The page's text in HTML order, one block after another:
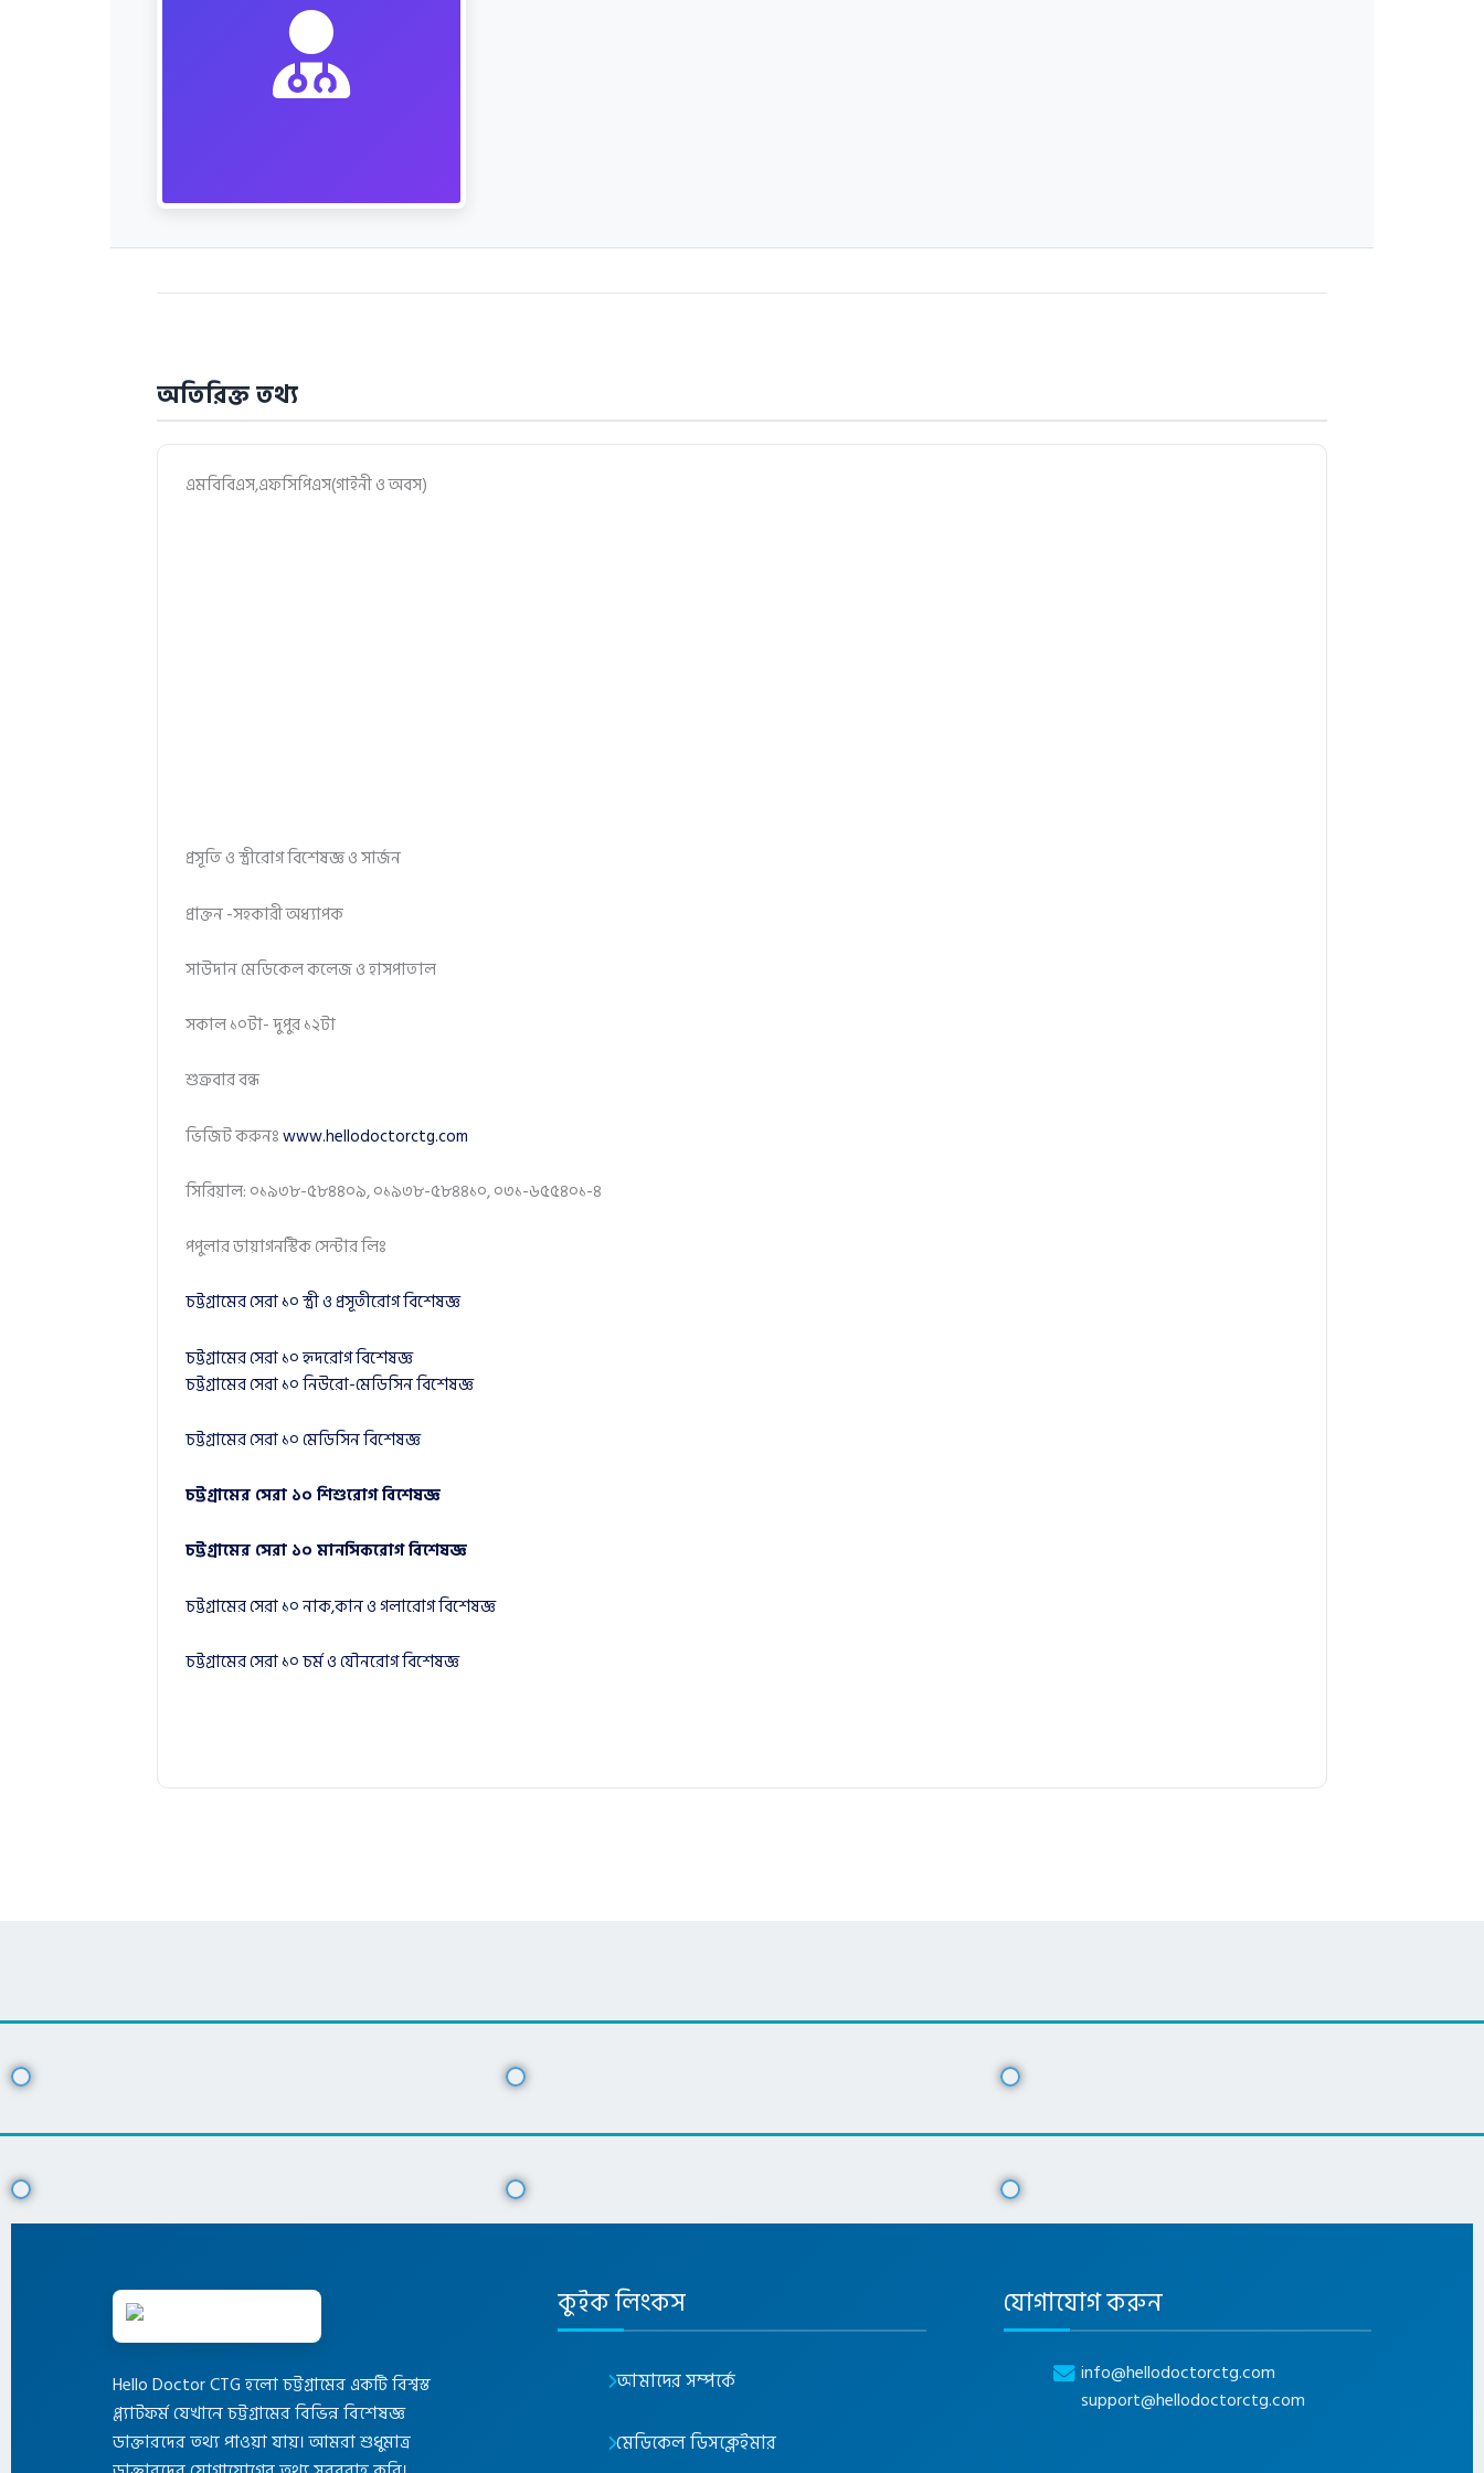
অতিরিক্ত তথ্য
এমবিবিএস,এফসিপিএস(গাইনী ও অবস)
প্রসূতি ও স্ত্রীরোগ বিশেষজ্ঞ ও সার্জন
প্রাক্তন -সহকারী অধ্যাপক
সাউদান মেডিকেল কলেজ ও হাসপাতাল
সকাল ১০টা- দুপুর ১২টা
শুক্রবার বন্ধ
ভিজিট করুনঃwww.hellodoctorctg.com
সিরিয়াল: ০১৯৩৮-৫৮৪৪০৯, ০১৯৩৮-৫৮৪৪১০, ০৩১-৬৫৫৪০১-৪
পপুলার ডায়াগনস্টিক সেন্টার লিঃ
চট্টগ্রামের সেরা ১০ স্ত্রী ও প্রসূতীরোগ বিশেষজ্ঞ
চট্টগ্রামের সেরা ১০ হৃদরোগ বিশেষজ্ঞ
চট্টগ্রামের সেরা ১০ নিউরো-মেডিসিন বিশেষজ্ঞ
চট্টগ্রামের সেরা ১০ মেডিসিন বিশেষজ্ঞ
চট্টগ্রামের সেরা ১০ শিশুরোগ বিশেষজ্ঞ
চট্টগ্রামের সেরা ১০ মানসিকরোগ বিশেষজ্ঞ
চট্টগ্রামের সেরা ১০ নাক,কান ও গলারোগ বিশেষজ্ঞ
চট্টগ্রামের সেরা ১০ চর্ম ও যৌনরোগ বিশেষজ্ঞ
Hello Doctor CTG হলো চট্টগ্রামের একটি বিশ্বস্ত
প্ল্যাটফর্ম যেখানে চট্টগ্রামের বিভিন্ন বিশেষজ্ঞ
ডাক্তারদের তথ্য পাওয়া যায়। আমরা শুধুমাত্র
কুইক লিংকস
আমাদের সম্পর্কে
মেডিকেল ডিসক্লেইমার
যোগাযোগ করুন
info@hellodoctorctg.com
support@hellodoctorctg.com